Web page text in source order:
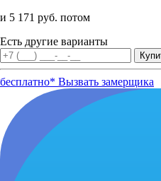
и 5 171 руб. потом
Есть другие варианты
бесплатно* Вызвать замерщика